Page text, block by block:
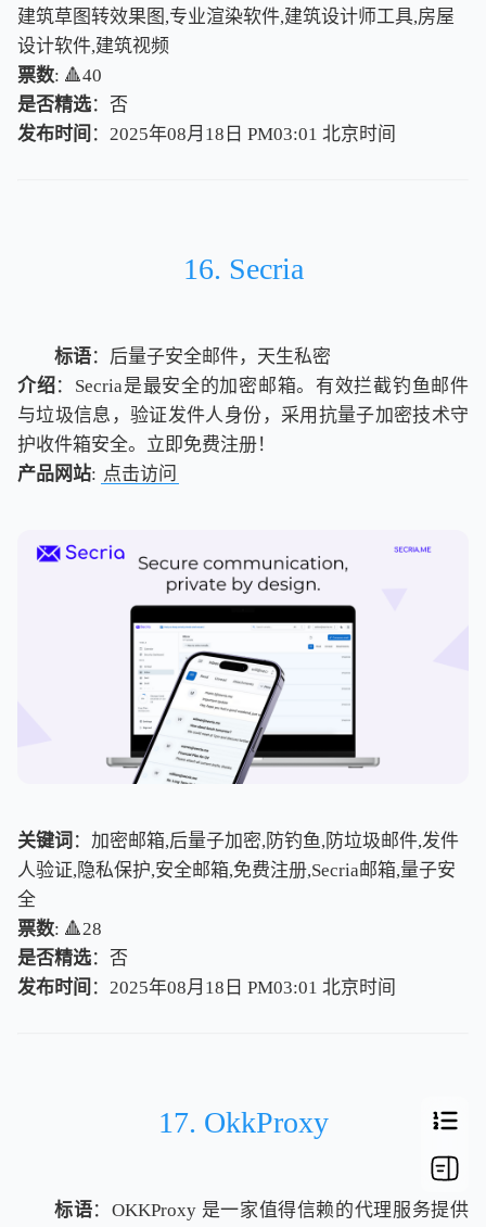
建筑草图转效果图,专业渲染软件,建筑设计师工具,房屋
设计软件,建筑视频
票数: 🔺40
是否精选：否
发布时间 ：2025年08月18日 PM03:01 北京时间
北京时间
16. Secria
标语：后量子安全邮件，天生私密
介绍：Secria是最安全的加密邮箱。有效拦截钓鱼邮件
与垃圾信息，验证发件人身份，采用抗量子加密技术守
护收件箱安全。立即免费注册！
产品网站: 点击访问
关键词 ：加密邮箱,后量子加密,防钓鱼,防垃圾邮件,发件
人验证,隐私保护,安全邮箱,免费注册,Secria邮箱,量子安
全
票数: 🔺28
是否精选：否
发布时间 ：2025年08月18日 PM03:01 北京时间
北京时间
17. OkkProxy
标语：OKKProxy 是一家值得信赖的代理服务提供